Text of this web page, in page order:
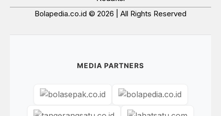
Bolapedia.co.id © 2026 | All Rights Reserved
MEDIA PARTNERS